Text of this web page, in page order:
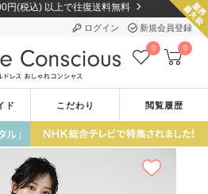
円(税込) 以上で往復送料無料
ログイン 新規会員登録
0 0
ド こだわり 閲覧履歴